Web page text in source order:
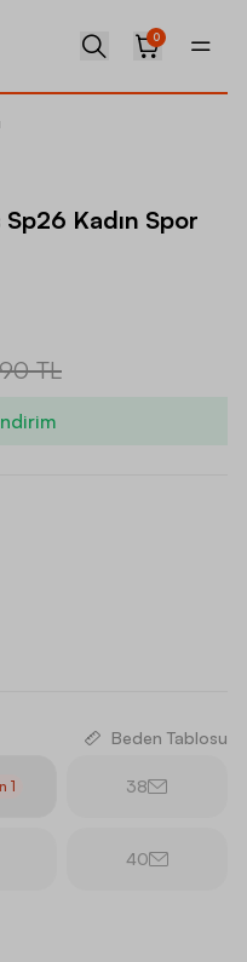
0
Kadın Spor
TL
Beden Tablosu
1 38
40